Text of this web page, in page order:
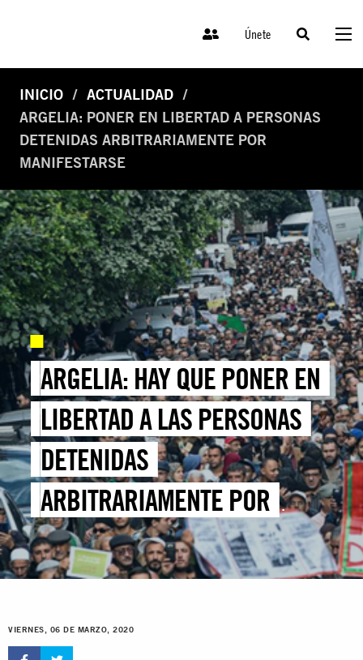
Únete
INICIO
ACTUALIDAD
ARGELIA: PONER EN LIBERTAD A PERSONAS
DETENIDAS ARBITRARIAMENTE POR
MANIFESTARSE
ARGELIA: HAY QUE PONER EN
LIBERTAD A LAS PERSONAS
DETENIDAS
ARBITRARIAMENTE POR
MANIFESTARSE
PACÍFICAMENTE
VIERNES, 06 DE MARZO, 2020